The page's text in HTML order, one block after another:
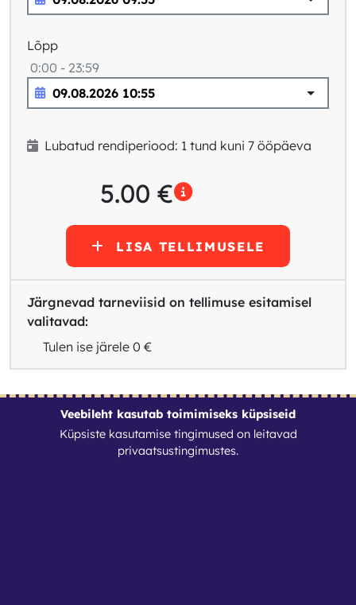
Lõpp
0:00 - 23:59
Lubatud rendiperiood: 1 tund kuni 7 ööpäeva
5.00 €
LISA TELLIMUSELE
Järgnevad tarneviisid on tellimuse esitamisel
valitavad:
Tulen ise järele 0 €
Tingimused
Veebileht kasutab toimimiseks küpsiseid
Küpsiste kasutamise tingimused on leitavad
privaatsustingimustes.